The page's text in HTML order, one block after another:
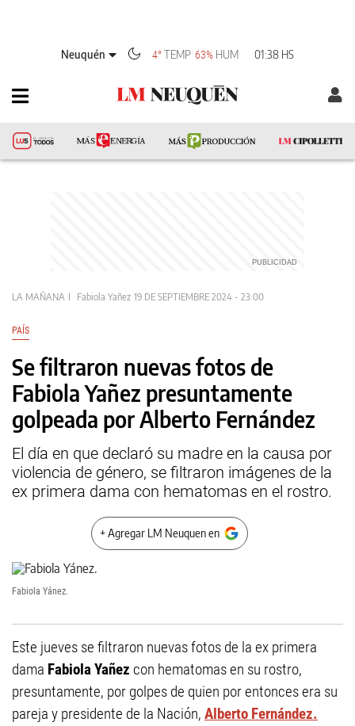
Neuquén 4°TEMP 63% HUM 01:38 HS
LA MAÑANA Fabiola Yañez 19 DE SEPTIEMBRE 2024 - 23:00
PAÍS
Se filtraron nuevas fotos de
Fabiola Yañez presuntamente
golpeada por Alberto Fernández
El día en que declaró su madre en la causa por
violencia de género, se filtraron imágenes de la
ex primera dama con hematomas en el rostro.
+ Agregar LM Neuquen en
Fabiola Yánez.
Este jueves se filtraron nuevas fotos de la ex primera
dama Fabiola Yañez con hematomas en su rostro,
presuntamente, por golpes de quien por entonces era su
pareja y presidente de la Nación, Alberto Fernández.